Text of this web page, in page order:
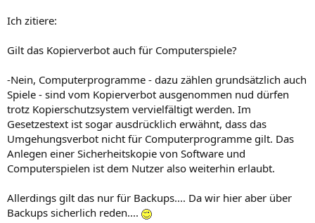
Ich zitiere:
Gilt das Kopierverbot auch für Computerspiele?
-Nein, Computerprogramme - dazu zählen grundsätzlich auch
Spiele - sind vom Kopierverbot ausgenommen nud dürfen
trotz Kopierschutzsystem vervielfältigt werden. Im
Gesetzestext ist sogar ausdrücklich erwähnt, dass das
Umgehungsverbot nicht für Computerprogramme gilt. Das
Anlegen einer Sicherheitskopie von Software und
Computerspielen ist dem Nutzer also weiterhin erlaubt.
Allerdings gilt das nur für Backups.... Da wir hier aber über
Backups sicherlich reden....